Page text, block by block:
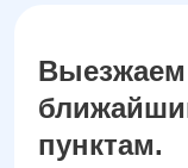
Выезжаем
пунктам.